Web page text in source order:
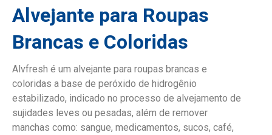
Alvejante para Roupas
Brancas e Coloridas
Alvfresh é um alvejante para roupas brancas e
coloridas a base de peróxido de hidrogênio
estabilizado, indicado no processo de alvejamento de
sujidades leves ou pesadas, além de remover
manchas como: sangue, medicamentos, sucos, café,